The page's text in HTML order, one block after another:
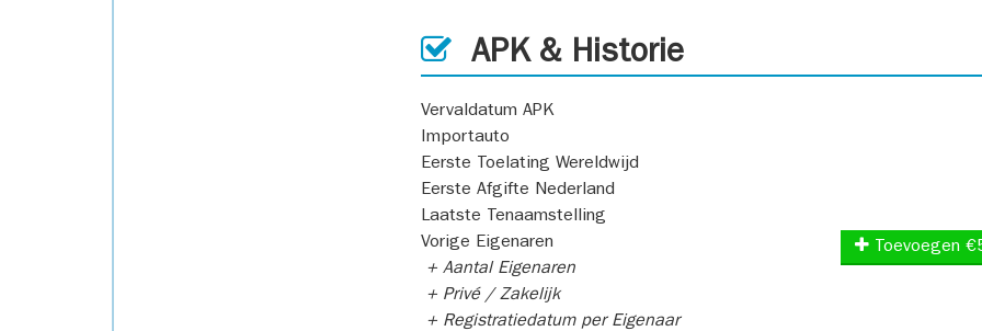
APK & Historie
Vervaldatum APK
Importauto
Eerste Toelating Wereldwijd
Eerste Afgifte Nederland
Laatste Tenaamstelling
Vorige Eigenaren
+ Aantal Eigenaren
+ Privé / Zakelijk
+ Registratiedatum per Eigenaar
Toevoegen